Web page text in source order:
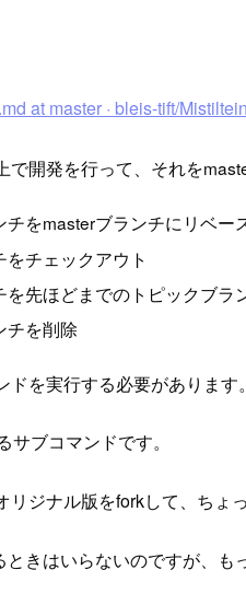
at master · bleis-tift/
で開発を行って、それを
チをmasterブランチにリベー
チェックアウト
を先ほどまでのトピックブラ
チを削除
ドを実行する必要がありま
サブコマンドです。
リジナル版をforkして、ちょ
きはいらないのですが、も